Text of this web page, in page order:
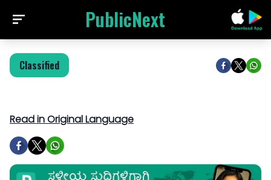
PublicNext
Classified
Read in Original Language